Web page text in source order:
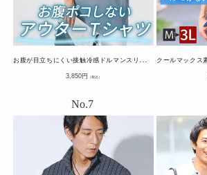
通
常
3,850円 （税込）